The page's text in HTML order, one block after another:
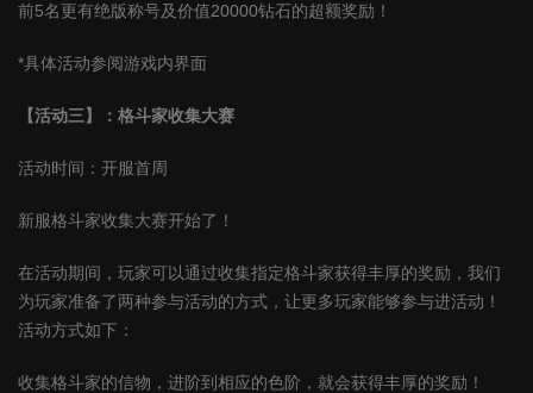
前5名更有绝版称号及价值20000钻石的超额奖励！
*具体活动参阅游戏内界面
【活动三】：格斗家收集大赛
活动时间：开服首周
新服格斗家收集大赛开始了！
在活动期间，玩家可以通过收集指定格斗家获得丰厚的奖励，我们
为玩家准备了两种参与活动的方式，让更多玩家能够参与进活动！
活动方式如下：
收集格斗家的信物，进阶到相应的色阶，就会获得丰厚的奖励！